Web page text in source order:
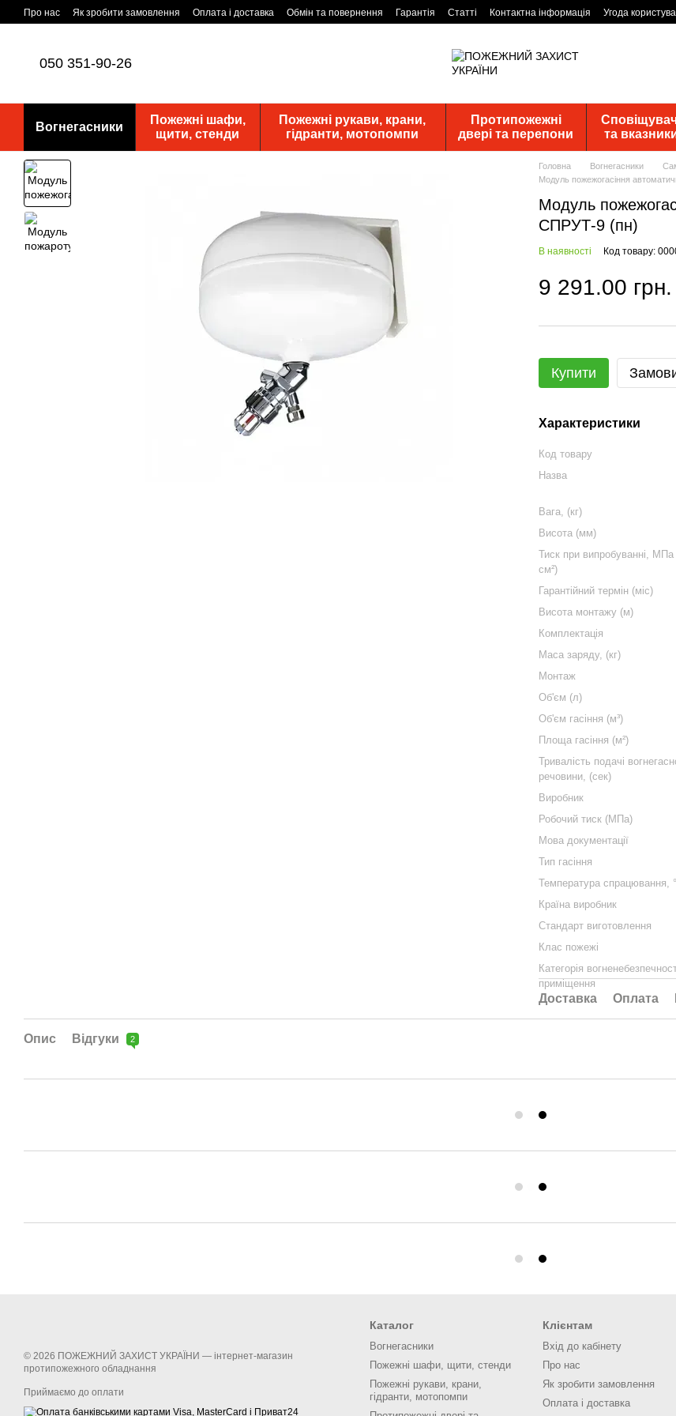
Перейти до основного контенту
Про нас Як зробити замовлення Оплата і доставка Обмін та повернення Гарантія Статті Контактна інформація Угода
050 351-90-26
Вогнегасники
Пожежні шафи,
щити, стенди
Пожежні рукави, крани,
гідранти, мотопомпи
Протипожежні
двері та перепони
та
Головна Вогнегасники
Модуль пожежогасіння
Модуль
СПРУТ-9 (пн)
В наявності Код товару:
9 291.00
Купити
Характеристики
Код товару
Назва
Вага, (кг)
Висота (мм)
Тиск при випробуванні, МПа
см²)
Гарантійний термін (міс)
Висота монтажу (м)
Комплектація
Маса заряду, (кг)
Монтаж
Об'єм (л)
Об'єм гасіння (м³)
Площа гасіння (м²)
Тривалість подачі
речовини, (сек)
Виробник
Робочий тиск (МПа)
Мова документації
Тип гасіння
Температура спрацювання,
Країна виробник
Стандарт виготовлення
Клас пожежі
Категорія
приміщення
Доставка Оплата
Опис Відгуки 2
© 2026 ПОЖЕЖНИЙ ЗАХИСТ УКРАЇНИ — інтернет-магазин
протипожежного обладнання
Приймаємо до оплати
Каталог
Вогнегасники
Пожежні шафи, щити, стенди
Пожежні рукави, крани,
гідранти, мотопомпи
Клієнтам
Вхід до кабінету
Про нас
Як зробити замовлення
Оплата і доставка